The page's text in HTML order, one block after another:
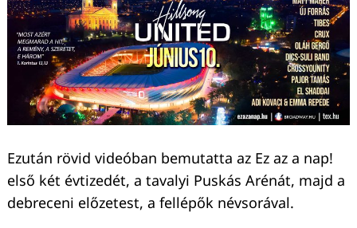
Ezután rövid videóban bemutatta az Ez az a nap!
első két évtizedét, a tavalyi Puskás Arénát, majd a
debreceni előzetest, a fellépők névsorával.